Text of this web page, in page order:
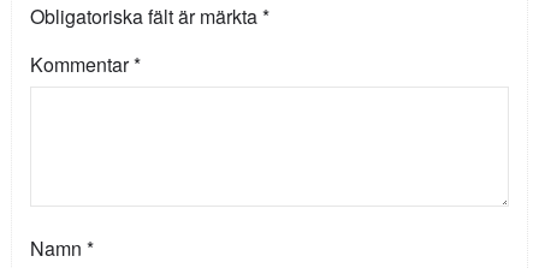
Obligatoriska fält är märkta*
Kommentar*
Namn *